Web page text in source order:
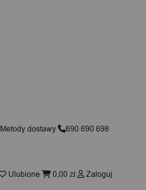
Metody dostawy 690 690 698
Ulubione 0,00 zł
Zaloguj